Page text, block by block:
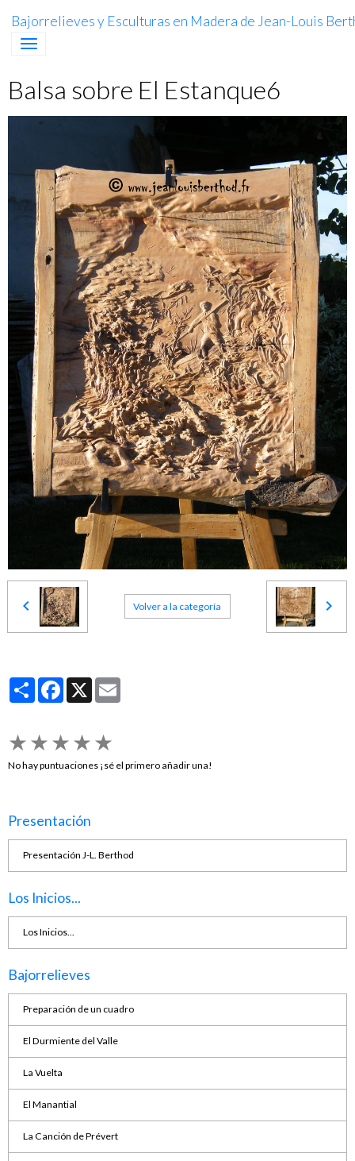
Bajorrelieves y Esculturas en Madera de Jean-Louis
Balsa sobre El Estanque6
Volver a la categoría
PartagerFacebook
X
★★★★★
No hay puntuaciones ¡sé el primero añadir una!
Presentación
Presentación J-L. Berthod
Los Inicios...
Los Inicios...
Bajorrelieves
Preparación de un cuadro
El Durmiente del Valle
La Vuelta
El Manantial
La Canción de Prévert